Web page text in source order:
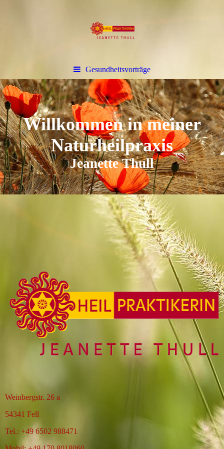
Gesundheitsvorträge
Willkommen in meiner
Naturheilpraxis
Jeanette Thull
Weinbergstr. 26 a
54341 Fell
Tel.: +49 6502 988471